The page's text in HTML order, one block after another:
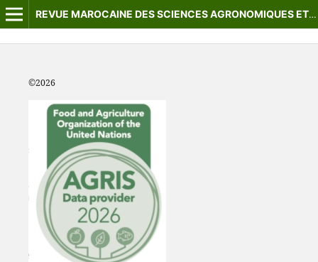
REVUE MAROCAINE DES SCIENCES AGRONOMIQUES ET VÉTÉRINAIRES
©2026